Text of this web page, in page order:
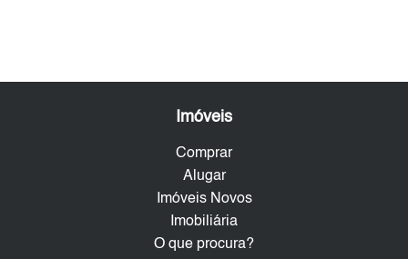
Imóveis
Comprar
Alugar
Imóveis Novos
Imobiliária
O que procura?